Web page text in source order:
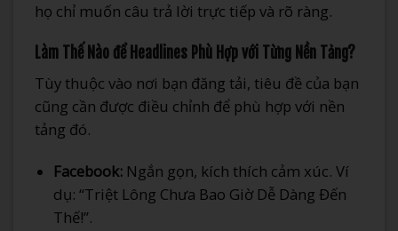
họ chỉ muốn câu trả lời trực tiếp và rõ ràng.
Làm Thế Nào để Headlines Phù Hợp với Từng Nền Tảng?
Tùy thuộc vào nơi bạn đăng tải, tiêu đề của bạn
cũng cần được điều chỉnh để phù hợp với nền
tảng đó.
Facebook:Ngắn gọn, kích thích cảm xúc. Ví
dụ: “Triệt Lông Chưa Bao Giờ Dễ Dàng Đến
Thế!”.